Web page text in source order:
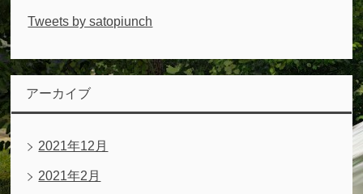
Tweets by satopiunch
アーカイブ
2021年12月
2021年2月